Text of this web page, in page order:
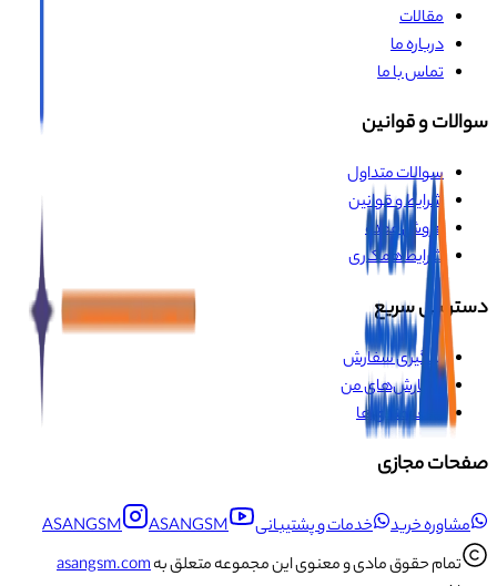
مقالات
درباره ما
تماس با ما
سوالات و قوانین
سوالات متداول
شرایط و قوانین
فروش عمده
شرایط همکاری
دسترسی سریع
پیگیری سفارش
سفارش‌های من
علاقه‌مندی‌ها
صفحات مجازی
مشاوره خرید خدمات و پشتیبانی ASANGSM
ASANGSM
تمام حقوق مادی و معنوی این مجموعه متعلق بهasangsm.com